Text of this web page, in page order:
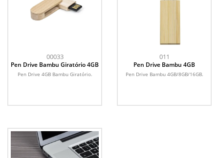
00033
Pen Drive Bambu Giratório 4GB
Pen Drive 4GB Bambu Giratório.
011
Pen Drive Bambu 4GB
Pen Drive Bambu 4GB/8GB/16GB.